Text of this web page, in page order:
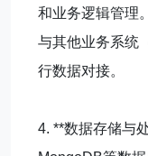
和业务逻辑管理
与其他业务系统
行数据对接。
4. **数据存储与